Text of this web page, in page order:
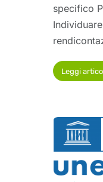
specifico
Leggi